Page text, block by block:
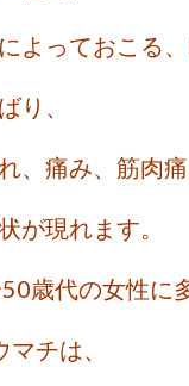
よっておこる
り、
、痛み、筋肉
が現れます。
歳代の女性に
チは、